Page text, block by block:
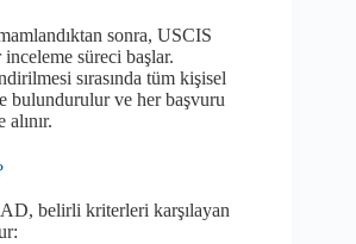
sonra, USCIS
inceleme süreci başlar.
sırasında tüm kişisel
bulundurulur ve her başvuru
belirli kriterleri karşılayan